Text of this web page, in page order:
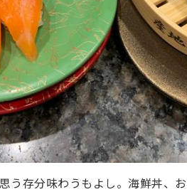
う存分味わうもよし。海鮮丼、